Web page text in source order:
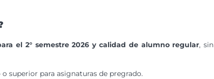
el 2° semestre 2026 y calidad de alumno regular, sin
superior para asignaturas de pregrado.